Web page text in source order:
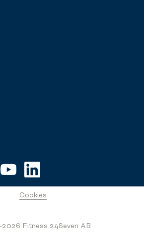
Cookies
Fitness 24Seven AB